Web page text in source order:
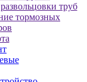
труб
тормозных